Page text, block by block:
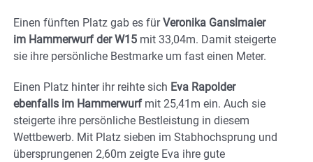
Einen fünften Platz gab es fürVeronika Ganslmaier
im Hammerwurf der W15 mit 33,04m. Damit steigerte
sie ihre persönliche Bestmarke um fast einen Meter.
Einen Platz hinter ihr reihte sich Eva Rapolder
ebenfalls im Hammerwurfmit 25,41m ein. Auch sie
steigerte ihre persönliche Bestleistung in diesem
Wettbewerb. Mit Platz sieben im Stabhochsprung und
übersprungenen 2,60m zeigte Eva ihre gute